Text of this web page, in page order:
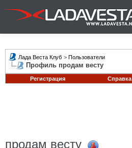
Лада Веста Клуб > Пользователи
Профиль продам весту
Регистрация Справка
продам весту